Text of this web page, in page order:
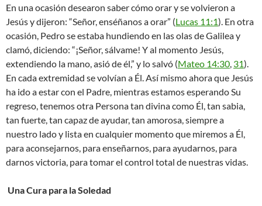
En una ocasión desearon saber cómo orar y se volvieron a
Jesús y dijeron: “Señor, enséñanos a orar” (Lucas 11:1). En otra
ocasión, Pedro se estaba hundiendo en las olas de Galilea y
clamó, diciendo: “¡Señor, sálvame! Y al momento Jesús,
extendiendo la mano, asió de él,” y lo salvó (Mateo 14:30, 31).
En cada extremidad se volvían a Él. Así mismo ahora que Jesús
ha ido a estar con el Padre, mientras estamos esperando Su
regreso, tenemos otra Persona tan divina como Él, tan sabia,
tan fuerte, tan capaz de ayudar, tan amorosa, siempre a
nuestro lado y lista en cualquier momento que miremos a Él,
para aconsejarnos, para enseñarnos, para ayudarnos, para
darnos victoria, para tomar el control total de nuestras vidas.
Una Cura para la Soledad